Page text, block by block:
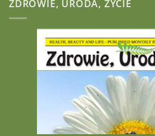
ZDROWIE, URODA, ŻYCIE